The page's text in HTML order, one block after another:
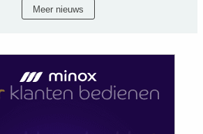
Meer nieuws